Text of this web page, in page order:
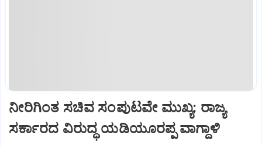
ನೀರಿಗಿಂತ ಸಚಿವ ಸಂಪುಟವೇ ಮುಖ್ಯ: ರಾಜ್ಯ
ಸರ್ಕಾರದ ವಿರುದ್ಧ ಯಡಿಯೂರಪ್ಪ ವಾಗ್ದಾಳಿ